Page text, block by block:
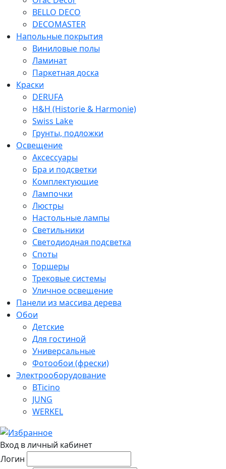
BELLO DECO
DECOMASTER
Напольные покрытия
Виниловые полы
Ламинат
Паркетная доска
Краски
DERUFA
H&H (Historie & Harmonie)
Swiss Lake
Грунты, подложки
Освещение
Аксессуары
Бра и подсветки
Комплектующие
Лампочки
Люстры
Настольные лампы
Светильники
Светодиодная подсветка
Споты
Торшеры
Трековые системы
Уличное освещение
Панели из массива дерева
Обои
Детские
Для гостиной
Универсальные
Фотообои (фрески)
Электрооборудование
BTicino
JUNG
WERKEL
Вход в личный кабинет
Логин